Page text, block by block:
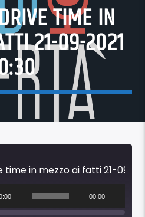
TIME IN
21-09-2021
00:00